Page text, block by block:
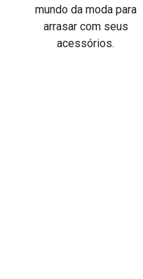
mundo da moda para
arrasar com seus
acessórios.